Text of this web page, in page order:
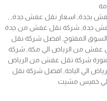
جدة, شركة نقل عفش من جدة
المفتوح, افضل شركة نقل
عفش من الرياض الي مكة, شركة
شركة نقل عفش من الرياض
الي الباحة, افضل شركة نقل
خميس مشيت